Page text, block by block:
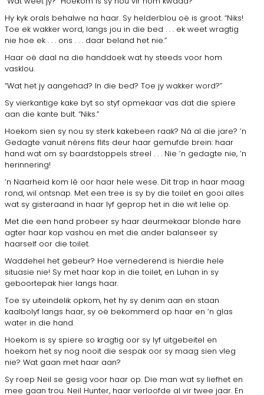
Hy kyk orals behalwe na haar. Sy helderblou oë is groot. “Niks!
Toe ek wakker word, langs jou in die bed . . . ek weet wragtig
nie hoe ek . . . ons . . . daar beland het nie.”
Haar oë daal na die handdoek wat hy steeds voor hom
vasklou.
“Wat het jy aangehad? In die bed? Toe jy wakker word?”
Sy vierkantige kake byt so styf opmekaar vas dat die spiere
aan die kante bult. “Niks.”
Hoekom sien sy nou sy sterk kakebeen raak? Ná al die jare? ’n
Gedagte vanuit nêrens flits deur haar gemufde brein: haar
hand wat om sy baardstoppels streel . . . Nie ’n gedagte nie, ’n
herinnering!
’n Naarheid kom lê oor haar hele wese. Dit trap in haar maag
rond, wil ontsnap. Met een tree is sy by die toilet en gooi alles
wat sy gisteraand in haar lyf geprop het in die wit lelie op.
Met die een hand probeer sy haar deurmekaar blonde hare
agter haar kop vashou en met die ander balanseer sy
haarself oor die toilet.
Waddehel het gebeur? Hoe vernederend is hierdie hele
situasie nie! Sy met haar kop in die toilet, en Luhan in sy
geboortepak hier langs haar.
Toe sy uiteindelik opkom, het hy sy denim aan en staan
kaalbolyf langs haar, sy oë bekommerd op haar en ’n glas
water in die hand.
Hoekom is sy spiere so kragtig oor sy lyf uitgebeitel en
hoekom het sy nog nooit die sespak oor sy maag sien vleg
nie? Wat gaan met haar aan?
Sy roep Neil se gesig voor haar op. Die man wat sy liefhet en
mee gaan trou. Neil Hunter, haar verloofde al vir twee jaar. En